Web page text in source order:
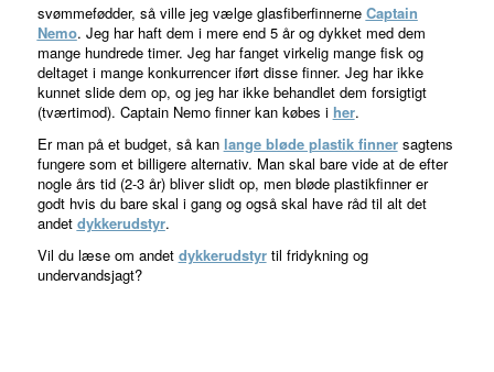
svømmefødder, så ville jeg vælge glasfiberfinnerne Captain
Nemo. Jeg har haft dem i mere end 5 år og dykket med dem
mange hundrede timer. Jeg har fanget virkelig mange fisk og
deltaget i mange konkurrencer iført disse finner. Jeg har ikke
kunnet slide dem op, og jeg har ikke behandlet dem forsigtigt
(tværtimod). Captain Nemo finner kan købes i her.
Er man på et budget, så kan lange bløde plastik finnersagtens
fungere som et billigere alternativ. Man skal bare vide at de efter
nogle års tid (2-3 år) bliver slidt op, men bløde plastikfinner er
godt hvis du bare skal i gang og også skal have råd til alt det
andet dykkerudstyr.
Vil du læse om andet dykkerudstyrtil fridykning og
undervandsjagt?